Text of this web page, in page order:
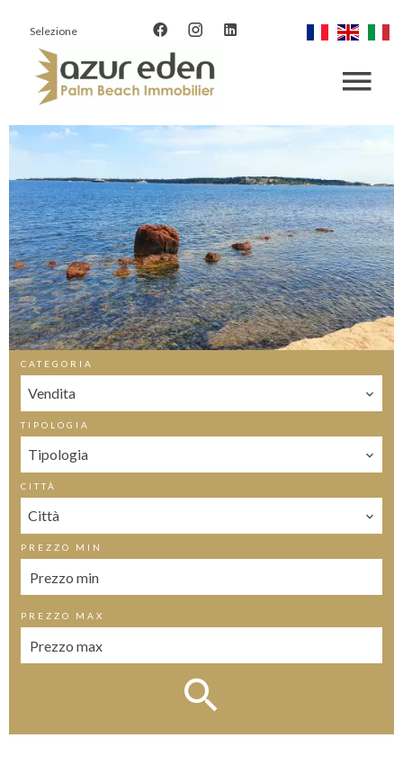
Selezione
CATEGORIA
Vendita
TIPOLOGIA
Tipologia
CITTÀ
Città
PREZZO MIN
PREZZO MAX